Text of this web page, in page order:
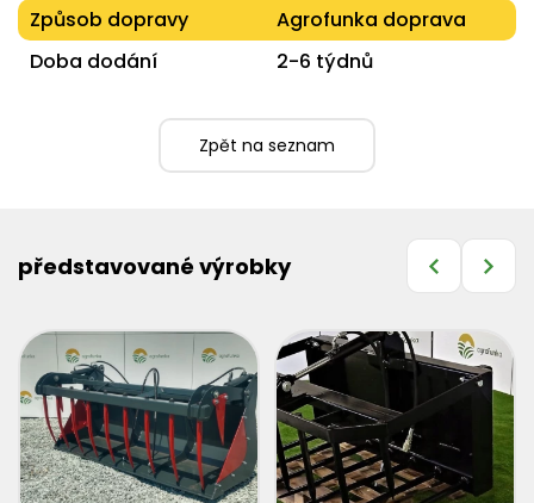
Způsob dopravy
Agrofunka doprava
Doba dodání
2-6 týdnů
Zpět na seznam
představované výrobky